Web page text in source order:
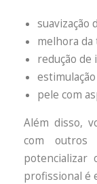
suavização
melhora da
redução de
pele com
Além disso,
com outros
potencializar
profissional é